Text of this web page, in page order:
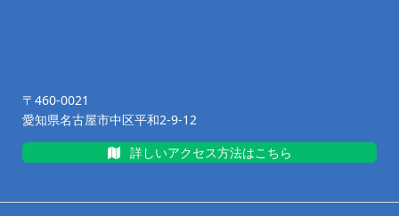
〒460-0021
愛知県名古屋市中区平和2-9-12
詳しいアクセス方法はこちら